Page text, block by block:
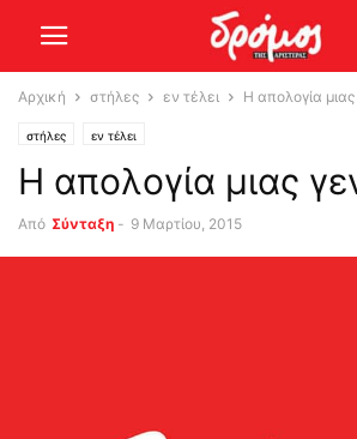
Αρχική στήλες εν τέλει H απολογία μιας
στήλες εν τέλει
H απολογία μιας
Από Σύνταξη - 9 Μαρτίου, 2015